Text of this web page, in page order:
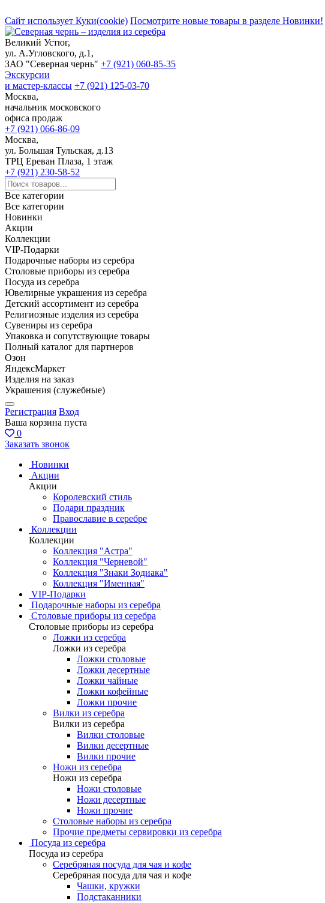
Сайт использует Куки(cookie) Посмотрите новые товары в разделе Новинки!
Великий Устюг,
ул. А.Угловского, д.1,
ЗАО "Северная чернь" +7 (921) 060-85-35
Экскурсии
и мастер-классы +7 (921) 125-03-70
Москва,
начальник московского
офиса продаж
+7 (921) 066-86-09
Москва,
ул. Большая Тульская, д.13
ТРЦ Ереван Плаза, 1 этаж
+7 (921) 230-58-52
Все категории
Все категории
Новинки
Акции
Коллекции
VIP-Подарки
Подарочные наборы из серебра
Столовые приборы из серебра
Посуда из серебра
Ювелирные украшения из серебра
Детский ассортимент из серебра
Религиозные изделия из серебра
Сувениры из серебра
Упаковка и сопутствующие товары
Полный каталог для партнеров
Озон
ЯндексМаркет
Изделия на заказ
Украшения (служебные)
Регистрация Вход
Ваша корзина пуста
0
Заказать звонок
Новинки
Акции
Акции
Королевский стиль
Подари праздник
Православие в серебре
Коллекции
Коллекции
Коллекция "Астра"
Коллекция "Черневой"
Коллекция "Знаки Зодиака"
Коллекция "Именная"
VIP-Подарки
Подарочные наборы из серебра
Столовые приборы из серебра
Столовые приборы из серебра
Ложки из серебра
Ложки из серебра
Ложки столовые
Ложки десертные
Ложки чайные
Ложки кофейные
Ложки прочие
Вилки из серебра
Вилки из серебра
Вилки столовые
Вилки десертные
Вилки прочие
Ножи из серебра
Ножи из серебра
Ножи столовые
Ножи десертные
Ножи прочие
Столовые наборы из серебра
Прочие предметы сервировки из серебра
Посуда из серебра
Посуда из серебра
Серебряная посуда для чая и кофе
Серебряная посуда для чая и кофе
Чашки, кружки
Подстаканники